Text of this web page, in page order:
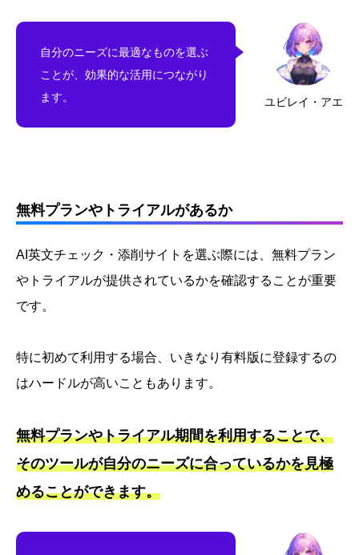
ユビレイ・アエ
自分のニーズに最適なものを選ぶ
ことが、効果的な活用につながり
ます。
無料プランやトライアルがあるか
AI英文チェック・添削サイトを選ぶ際には、無料プラン
やトライアルが提供されているかを確認することが重要
です。
特に初めて利用する場合、いきなり有料版に登録するの
はハードルが高いこともあります。
無料プランやトライアル期間を利用することで、
そのツールが自分のニーズに合っているかを見極
めることができます。